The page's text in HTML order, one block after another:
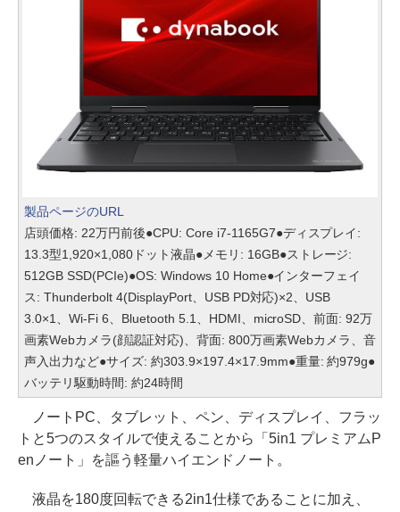
製品ページのURL
店頭価格: 22万円前後●CPU: Core i7-1165G7●ディスプレイ:
13.3型1,920×1,080ドット液晶●メモリ: 16GB●ストレージ:
512GB SSD(PCIe)●OS: Windows 10 Home●インターフェイ
ス: Thunderbolt 4(DisplayPort、USB PD対応)×2、USB
3.0×1、Wi-Fi 6、Bluetooth 5.1、HDMI、microSD、前面: 92万
画素Webカメラ(顔認証対応)、背面: 800万画素Webカメラ、音
声入出力など●サイズ: 約303.9×197.4×17.9mm●重量: 約979g●
バッテリ駆動時間: 約24時間
ノートPC、タブレット、ペン、ディスプレイ、フラッ
トと5つのスタイルで使えることから「5in1 プレミアムP
enノート」を謳う軽量ハイエンドノート。
液晶を180度回転できる2in1仕様であることに加え、